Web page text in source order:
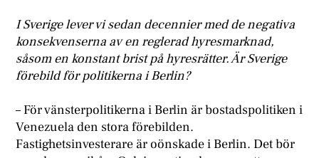
I Sverige lever vi sedan decennier med de negativa
konsekvenserna av en reglerad hyresmarknad,
såsom en konstant brist på hyresrätter. Är Sverige
förebild för politikerna i Berlin?
– För vänsterpolitikerna i Berlin är bostadspolitiken i
Venezuela den stora förebilden.
Fastighetsinvesterare är oönskade i Berlin. Det bör